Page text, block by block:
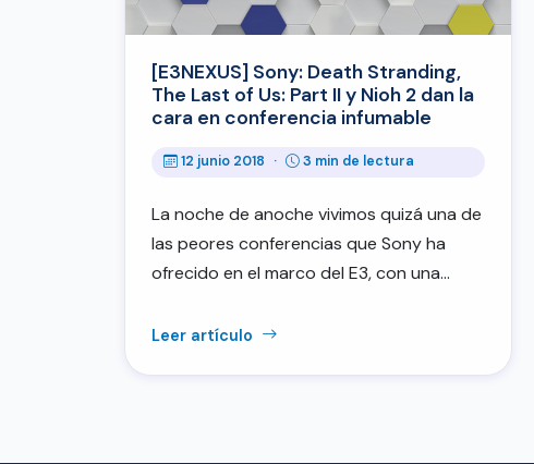
[E3NEXUS] Sony: Death Stranding,
The Last of Us: Part II y Nioh 2 dan la
cara en conferencia infumable
12 junio 2018 · 3 min de lectura
La noche de anoche vivimos quizá una de
las peores conferencias que Sony ha
ofrecido en el marco del E3, con una…
Leer artículo